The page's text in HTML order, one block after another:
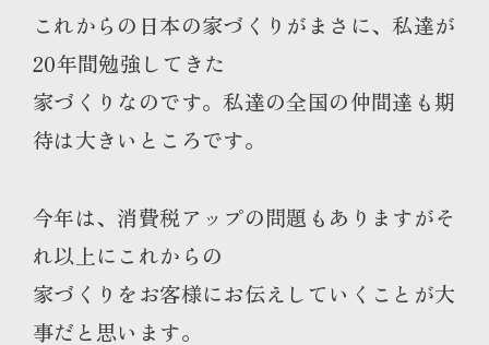
これからの日本の家づくりがまさに、私達が
20年間勉強してきた
家づくりなのです。私達の全国の仲間達も期
待は大きいところです。
今年は、消費税アップの問題もありますがそ
れ以上にこれからの
家づくりをお客様にお伝えしていくことが大
事だと思います。